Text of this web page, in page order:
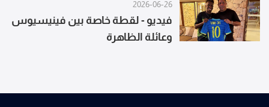
2026-06-26
فيديو - لقطة خاصة بين فينيسيوس
وعائلة الظاهرة